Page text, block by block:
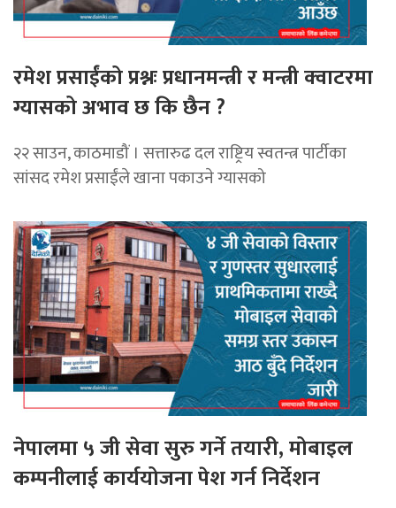
रमेश प्रसाईंको प्रश्नः प्रधानमन्त्री र मन्त्री क्वाटरमा
ग्यासको अभाव छ कि छैन ?
२२ साउन, काठमाडौं । सत्तारुढ दल राष्ट्रिय स्वतन्त्र पार्टीका
सांसद रमेश प्रसाईंले खाना पकाउने ग्यासको
नेपालमा ५ जी सेवा सुरु गर्ने तयारी, मोबाइल
कम्पनीलाई कार्ययोजना पेश गर्न निर्देशन